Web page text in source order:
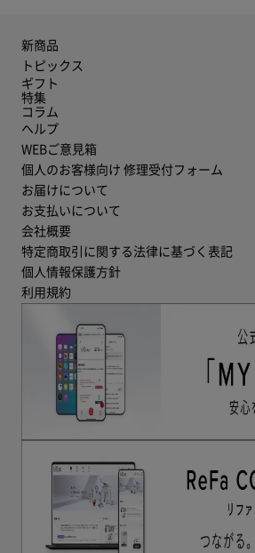
新商品
トピックス
ギフト
特集
コラム
ヘルプ
WEBご意見箱
個人のお客様向け 修理受付フォーム
お届けについて
お支払いについて
会社概要
特定商取引に関する法律に基づく表記
個人情報保護方針
利用規約